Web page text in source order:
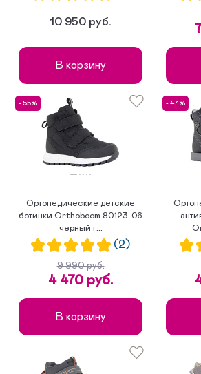
10 950 руб.
В корзину
- 55%
Ортопедические детские
ботинки Orthoboom 80123-06
черный г...
(2)
9 990 руб.
4 470 руб.
В корзину
- 47%